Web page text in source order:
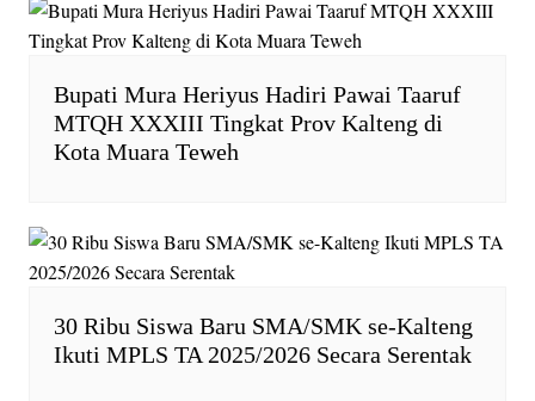
e
n
d
l
y
Bupati Mura Heriyus Hadiri Pawai Taaruf
MTQH XXXIII Tingkat Prov Kalteng di
Kota Muara Teweh
30 Ribu Siswa Baru SMA/SMK se-Kalteng
Ikuti MPLS TA 2025/2026 Secara Serentak